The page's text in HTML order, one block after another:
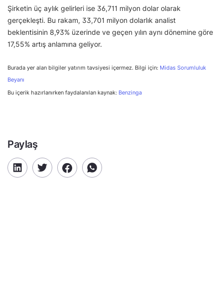
Şirketin üç aylık gelirleri ise 36,711 milyon dolar olarak
gerçekleşti. Bu rakam, 33,701 milyon dolarlık analist
beklentisinin 8,93% üzerinde ve geçen yılın aynı dönemine göre
17,55% artış anlamına geliyor.
Burada yer alan bilgiler yatırım tavsiyesi içermez. Bilgi için: Midas Sorumluluk
Beyanı
Bu içerik hazırlanırken faydalanılan kaynak: Benzinga
Paylaş